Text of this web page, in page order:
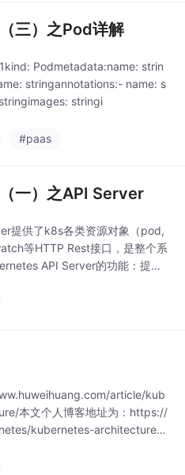
三）之Pod详解
Podmetadata:name: strin
stringannotations:- name: s
stringi
#paas
一）之API Server
提供了k8s各类资源对象（pod,
等HTTP Rest接口，是整个系
API Server的功能：提供
交互和通信的枢纽（其他模块
article/kub
本文个人博客地址为：https://
kubernetes-architecture/1.